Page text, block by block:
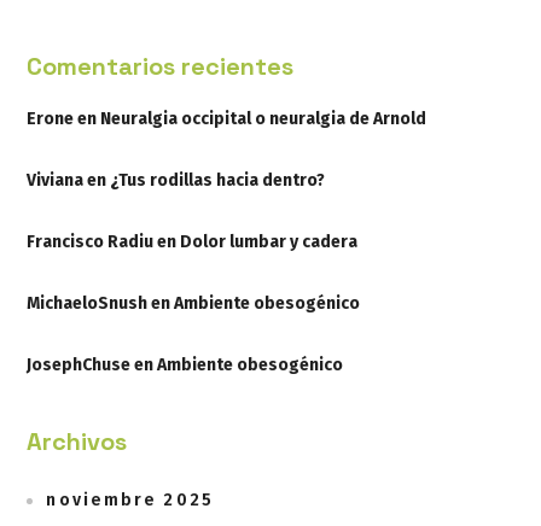
Comentarios recientes
Eroneen Neuralgia occipital o neuralgia de Arnold
Vivianaen ¿Tus rodillas hacia dentro?
Francisco Radiuen Dolor lumbar y cadera
MichaeloSnushenAmbiente obesogénico
JosephChuseenAmbiente obesogénico
Archivos
noviembre 2025